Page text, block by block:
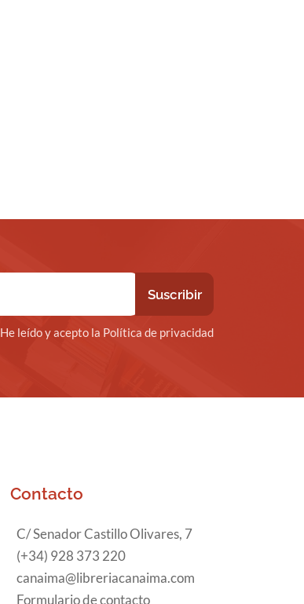
He leído y acepto la Política de privacidad
Contacto
C/ Senador Castillo Olivares, 7
(+34) 928 373 220
canaima@libreriacanaima.com
Formulario de contacto